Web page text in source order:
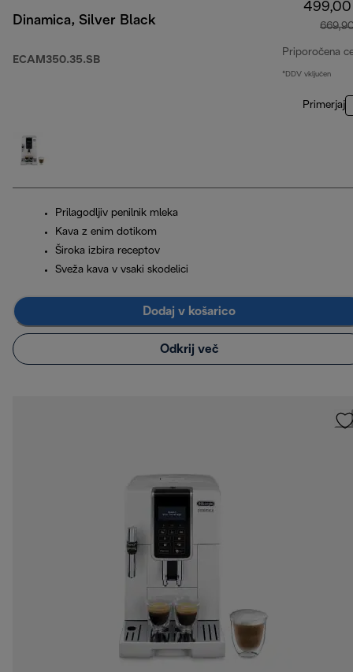
Dinamica, Silver Black
ECAM350.35.SB
Priporočena
*DDV vključen
Primerjaj
Prilagodljiv penilnik mleka
Kava z enim dotikom
Široka izbira receptov
Sveža kava v vsaki skodelici
Dodaj v košarico
Odkrij več